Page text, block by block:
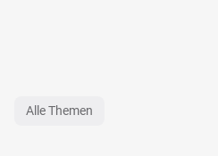
Alle Themen